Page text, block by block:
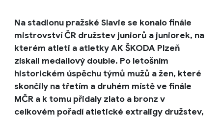
Na stadionu pražské Slavie se konalo finále
mistrovství ČR družstev juniorů a juniorek, na
kterém atleti a atletky AK ŠKODA Plzeň
získali medailový double. Po letošním
historickém úspěchu týmů mužů a žen, které
skončily na třetím a druhém místě ve finále
MČR a k tomu přidaly zlato a bronz v
celkovém pořadí atletické extraligy družstev,